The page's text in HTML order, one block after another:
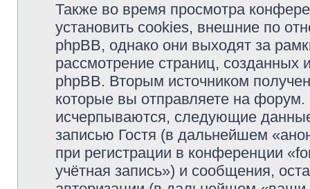
Также во время просмотра
установить cookies, внешние по
phpBB, однако они выходят за
рассмотрение страниц,
phpBB. Вторым источником
которые вы отправляете на
исчерпываются, следующие
записью Гостя (в дальнейшем
при регистрации в конференции
учётная запись») и сообщения,